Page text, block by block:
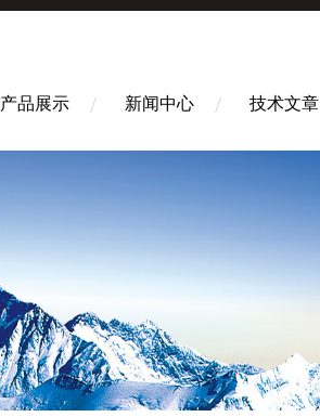
产品展示 新闻中心 技术文章